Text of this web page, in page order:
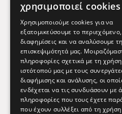
Χρήσιμα
Εφημερεύοντα
Όροι
Πολιτική
χρησιμοποιεί cookies
Χρησιμοποιούμε cookies για να
εξατομικεύσουμε το περιεχόμενο,
διαφημίσεις και να αναλύσουμε
επισκεψιμότητά μας.
πληροφορίες σχετικά με τη
ιστότοπού μας με τους
διαφήμισης και ανάλυσης, οι
ενδέχεται να τις συνδυάσουν με
πληροφορίες που τους έχετε
που έχουν συλλέξει από τη